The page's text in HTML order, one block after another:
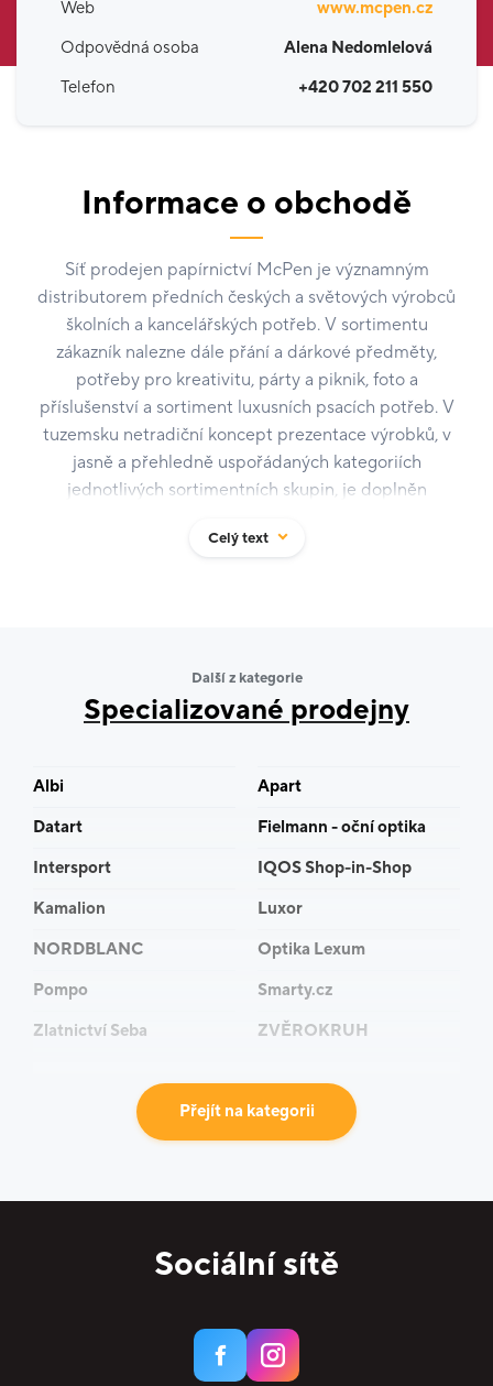
Web
www.mcpen.cz
Odpovědná osoba
Alena Nedomlelová
Telefon
+420 702 211 550
Informace o obchodě
Síť prodejen papírnictví McPen je významným
distributorem předních českých a světových výrobců
školních a kancelářských potřeb. V sortimentu
zákazník nalezne dále přání a dárkové předměty,
potřeby pro kreativitu, párty a piknik, foto a
příslušenství a sortiment luxusních psacích potřeb. V
tuzemsku netradiční koncept prezentace výrobků, v
jasně a přehledně uspořádaných kategoriích
jednotlivých sortimentních skupin, je doplněn
poradenství.
Celý text
Další z kategorie
Specializované prodejny
Albi
Apart
Datart
Fielmann - oční optika
Intersport
IQOS Shop-in-Shop
Kamalion
Luxor
NORDBLANC
Optika Lexum
Pompo
Smarty.cz
Zlatnictví Seba
ZVĚROKRUH
Přejít na kategorii
Sociální sítě